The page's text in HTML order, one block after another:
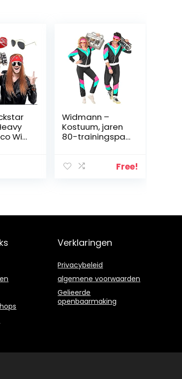
Wig
Widmann –
Kostuum, jaren
80-trainingspak,
pak, retro stijl,Free!
Verklaringen
Privacybeleid
algemene voorwaarden
Gelieerde
openbaarmaking